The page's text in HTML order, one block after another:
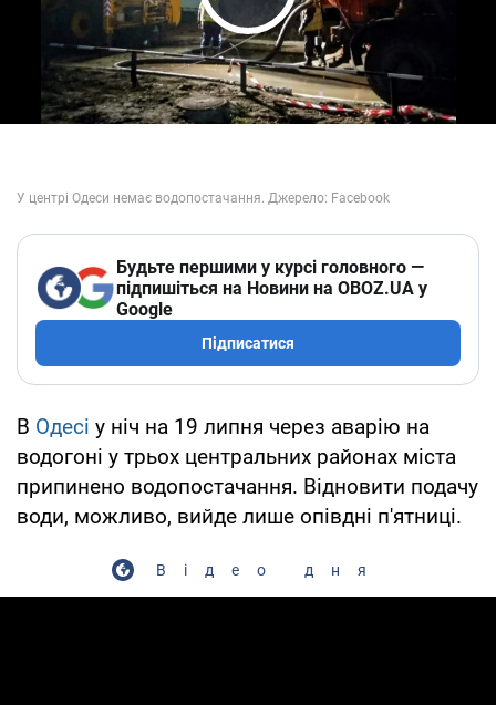
Play Video
Будьте першими у курсі головного —
підпишіться на Новини на OBOZ.UA у
Google
Підписатися
В Одесі у ніч на 19 липня через аварію на
водогоні у трьох центральних районах міста
припинено водопостачання. Відновити подачу
води, можливо, вийде лише опівдні п'ятниці.
Відео дня